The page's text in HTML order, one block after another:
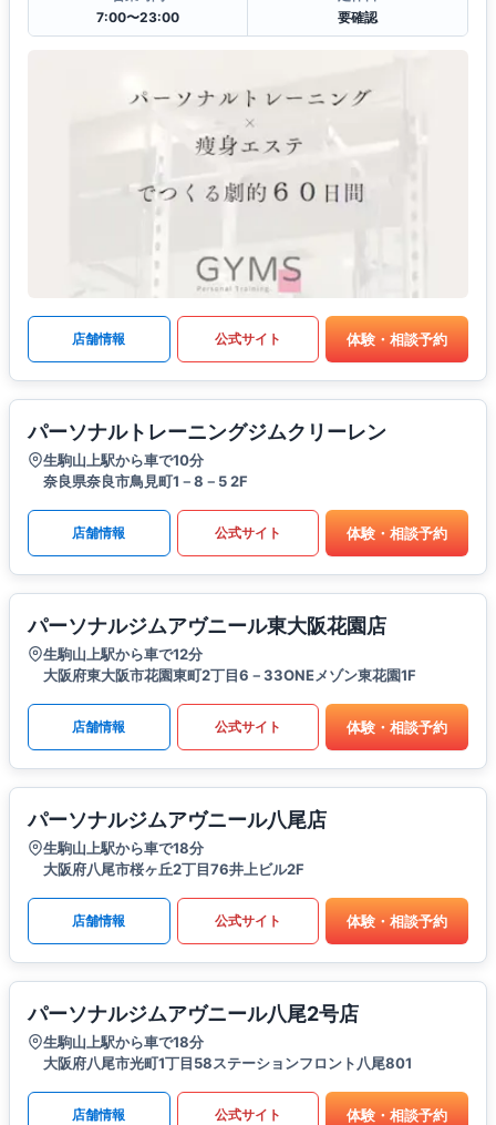
7:00〜23:00
要確認
店舗情報 公式サイト 体験・相談予約
パーソナルトレーニングジムクリーレン
生駒山上駅から車で10分
奈良県奈良市鳥見町1－8－5 2F
店舗情報 公式サイト 体験・相談予約
パーソナルジムアヴニール東大阪花園店
生駒山上駅から車で12分
大阪府東大阪市花園東町2丁目6－33ONEメゾン東花園1F
店舗情報 公式サイト 体験・相談予約
パーソナルジムアヴニール八尾店
生駒山上駅から車で18分
大阪府八尾市桜ヶ丘2丁目76井上ビル2F
店舗情報 公式サイト 体験・相談予約
パーソナルジムアヴニール八尾2号店
生駒山上駅から車で18分
大阪府八尾市光町1丁目58ステーションフロント八尾801
店舗情報 公式サイト 体験・相談予約